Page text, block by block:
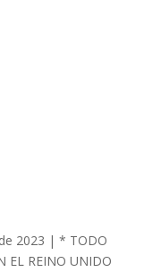
2023 | * TODO
EL REINO UNIDO